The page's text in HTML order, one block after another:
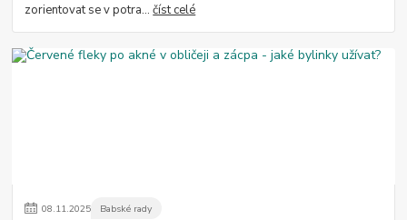
zorientovat se v potra...číst celé
08.11.2025 Babské rady